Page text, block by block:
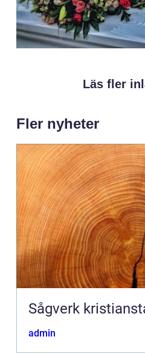
Läs fler
Fler nyheter
Sågverk
admin